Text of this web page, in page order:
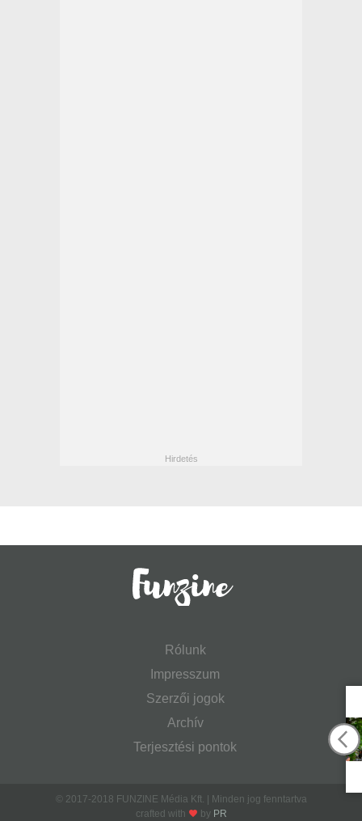
Rólunk
Impresszum
Szerzői jogok
Archív
Terjesztési pontok
© 2017-2018 FUNZINE Média Kft. | Minden jog fenntartva
crafted with
by PR